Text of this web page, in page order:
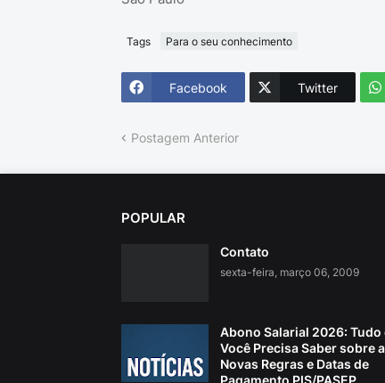
Tags Para o seu conhecimento
Facebook Twitter
Postagem Anterior
POPULAR
Contato
sexta-feira, março 06, 2009
Abono Salarial 2026: Tudo
Você Precisa Saber sobre
Novas Regras e Datas de